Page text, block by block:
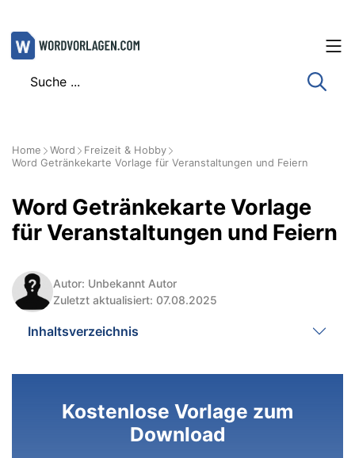
Zum
Inhalt
Home Word
Freizeit & Hobby
Word Getränkekarte Vorlage für Veranstaltungen und Feiern
Word Getränkekarte Vorlage
für Veranstaltungen und Feiern
Autor: Unbekannt Autor
Zuletzt aktualisiert: 07.08.2025
Inhaltsverzeichnis
Kostenlose Vorlage zum
Download